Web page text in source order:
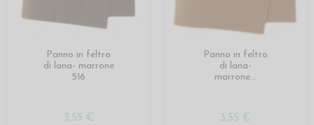
Panno in feltro
di lana- marrone
516
3,55 €
Panno in feltro
di lana-
marrone...
3,55 €